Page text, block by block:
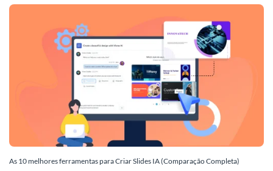
As 10 melhores ferramentas para Criar Slides IA (Comparação Completa)